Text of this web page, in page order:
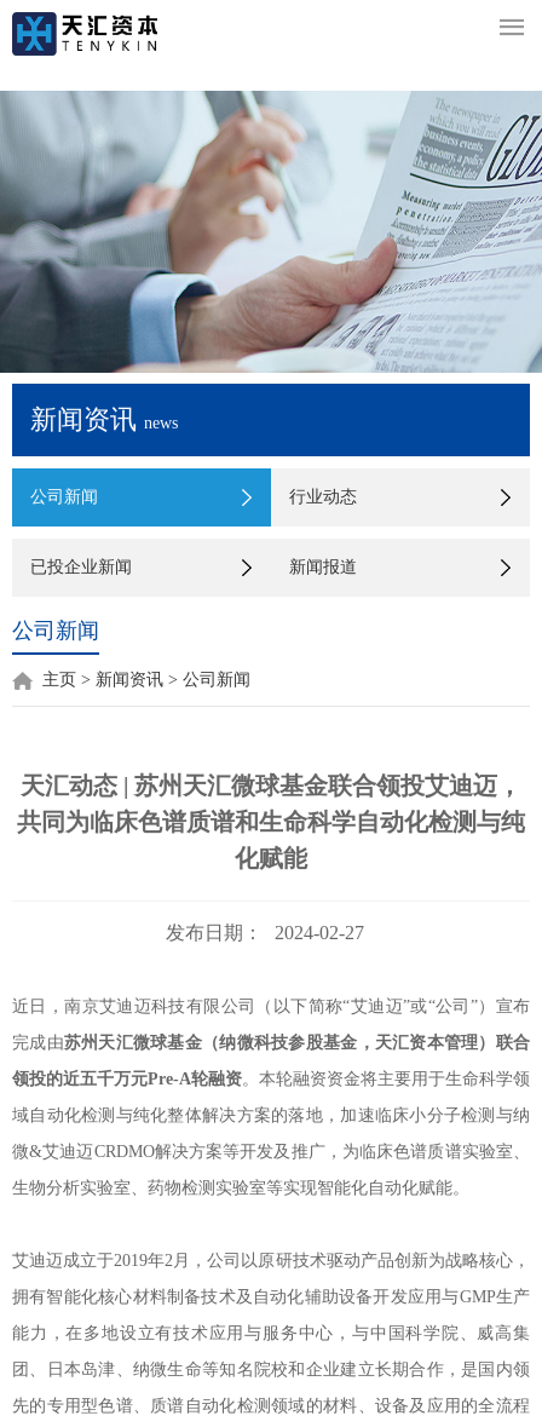

新闻资讯 news
公司新闻 行业动态
已投企业新闻 新闻报道
公司新闻
主页 > 新闻资讯 > 公司新闻
天汇动态 | 苏州天汇微球基金联合领投艾迪迈，
共同为临床色谱质谱和生命科学自动化检测与纯
化赋能
发布日期： 2024-02-27
近日，南京艾迪迈科技有限公司（以下简称“艾迪迈”或“公司”）宣布
完成由苏州天汇微球基金（纳微科技参股基金，天汇资本管理）联合
领投的近五千万元Pre-A轮融资。本轮融资资金将主要用于生命科学领
域自动化检测与纯化整体解决方案的落地，加速临床小分子检测与纳
微&艾迪迈CRDMO解决方案等开发及推广，为临床色谱质谱实验室、
生物分析实验室、药物检测实验室等实现智能化自动化赋能。
艾迪迈成立于2019年2月，公司以原研技术驱动产品创新为战略核心，
拥有智能化核心材料制备技术及自动化辅助设备开发应用与GMP生产
能力，在多地设立有技术应用与服务中心，与中国科学院、威高集
团、日本岛津、纳微生命等知名院校和企业建立长期合作，是国内领
先的专用型色谱、质谱自动化检测领域的材料、设备及应用的全流程